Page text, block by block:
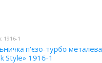
1916-1
п'єзо-турбо металева
Style» 1916-1